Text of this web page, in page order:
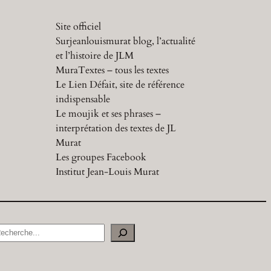
Site officiel
Surjeanlouismurat blog, l’actualité
et l’histoire de JLM
MuraTextes – tous les textes
Le Lien Défait, site de référence
indispensable
Le moujik et ses phrases –
interprétation des textes de JL
Murat
Les groupes Facebook
Institut Jean-Louis Murat